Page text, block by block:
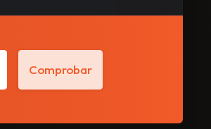
Comprobar